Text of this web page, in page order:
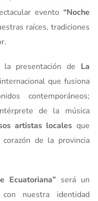
evento “Noche
raíces, tradiciones
presentación de La
que fusiona
contemporáneos;
de la música
artistas locales que
de la provincia
Ecuatoriana”será un
nuestra identidad